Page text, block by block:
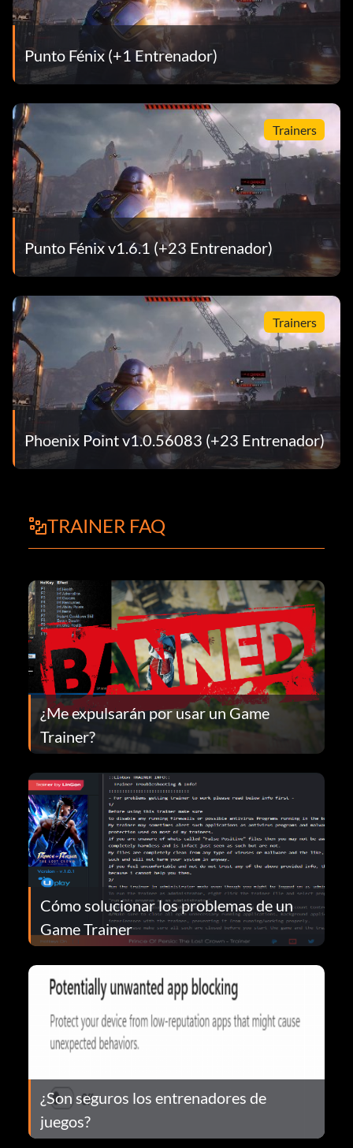
Punto Fénix (+1 Entrenador)
Trainers
Punto Fénix v1.6.1 (+23 Entrenador)
Trainers
Phoenix Point v1.0.56083 (+23 Entrenador)
TRAINER FAQ
¿Me expulsarán por usar un Game
Trainer?
Cómo solucionar los problemas de un
Game Trainer
¿Son seguros los entrenadores de
juegos?